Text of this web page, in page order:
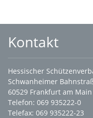
Kontakt
Hessischer
Schwanheimer
60529 Frankfurt am Main
Telefon: 069 935222-0
Telefax: 069 935222-23